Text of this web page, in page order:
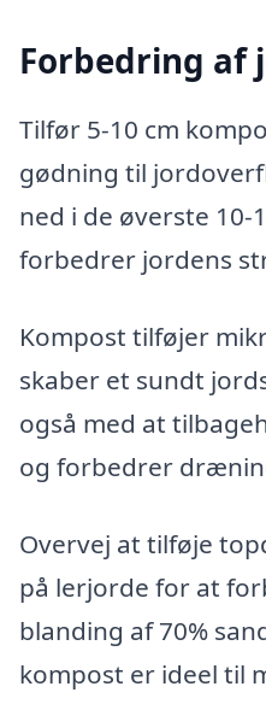
Forbedring af
Tilfør 5-10 cm
gødning til
ned i de øverste 10-
forbedrer jordens
Kompost tilføjer
skaber et sundt
også med at
og forbedrer
Overvej at tilføje
på lerjorde for at
blanding af 70%
kompost er ideel til